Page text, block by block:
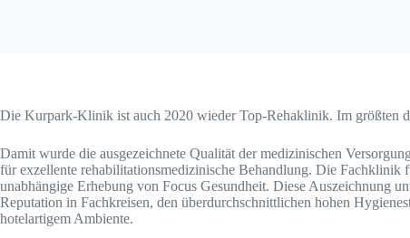
Die Kurpark-Klinik ist auch 2020 wieder Top-Rehaklinik. Im größten
Damit wurde die ausgezeichnete Qualität der medizinischen
für exzellente rehabilitationsmedizinische Behandlung. Die Fachklinik
unabhängige Erhebung von Focus Gesundheit. Diese Auszeichnung
Reputation in Fachkreisen, den überdurchschnittlichen hohen
hotelartigem Ambiente.